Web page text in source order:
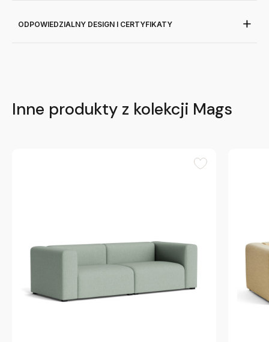
ODPOWIEDZIALNY DESIGN I CERTYFIKATY
Inne produkty z kolekcji Mags